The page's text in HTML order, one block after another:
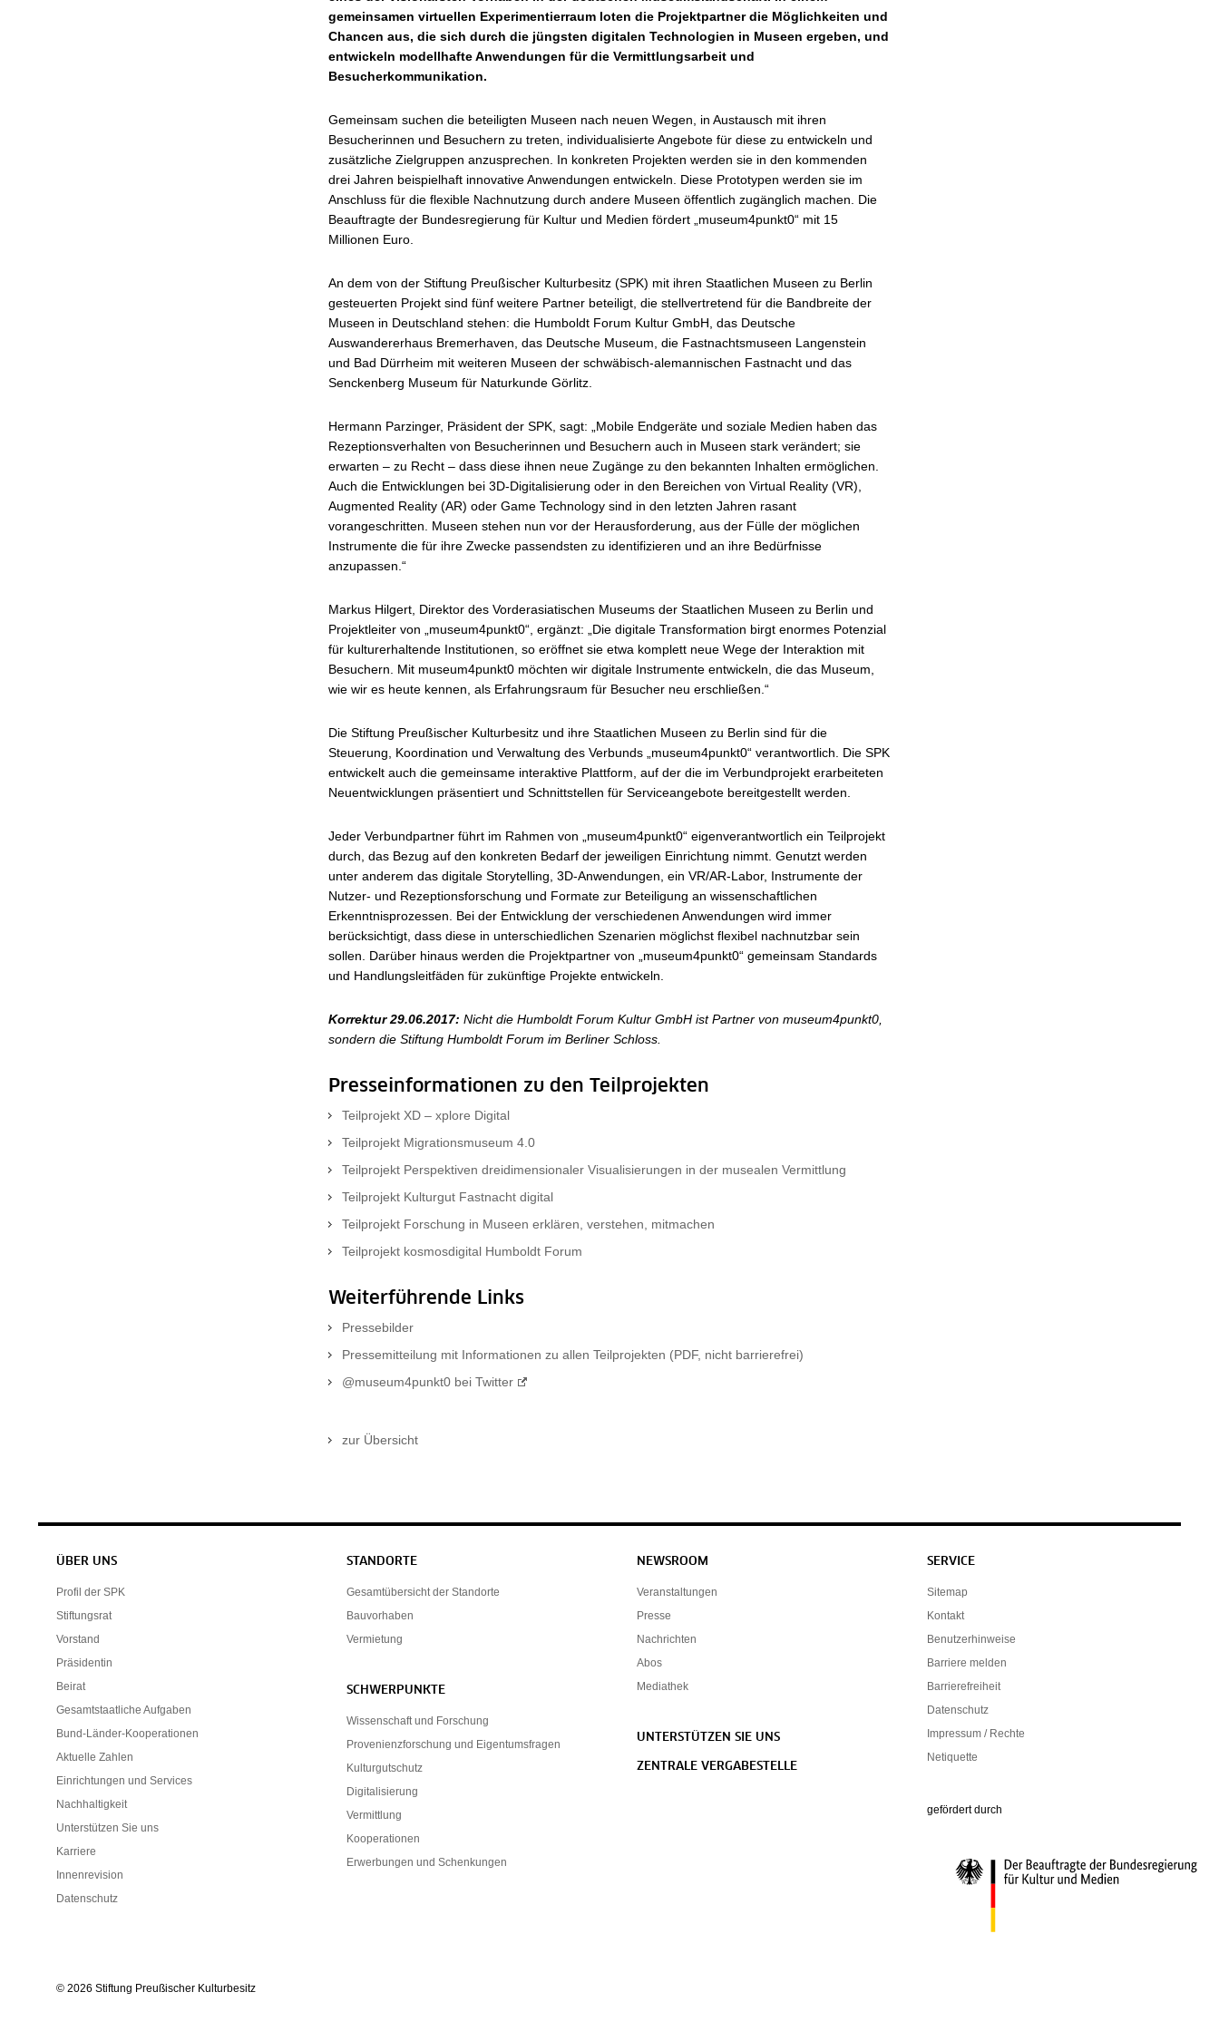
gemeinsamen virtuellen Experimentierraum loten die Projektpartner die Möglichkeiten und
Chancen aus, die sich durch die jüngsten digitalen Technologien in Museen ergeben, und
entwickeln modellhafte Anwendungen für die Vermittlungsarbeit und
Besucherkommunikation.
Gemeinsam suchen die beteiligten Museen nach neuen Wegen, in Austausch mit ihren
Besucherinnen und Besuchern zu treten, individualisierte Angebote für diese zu entwickeln und
zusätzliche Zielgruppen anzusprechen. In konkreten Projekten werden sie in den kommenden
drei Jahren beispielhaft innovative Anwendungen entwickeln. Diese Prototypen werden sie im
Anschluss für die flexible Nachnutzung durch andere Museen öffentlich zugänglich machen. Die
Beauftragte der Bundesregierung für Kultur und Medien fördert „museum4punkt0“ mit 15
Millionen Euro.
An dem von der Stiftung Preußischer Kulturbesitz (SPK) mit ihren Staatlichen Museen zu Berlin
gesteuerten Projekt sind fünf weitere Partner beteiligt, die stellvertretend für die Bandbreite der
Museen in Deutschland stehen: die Humboldt Forum Kultur GmbH, das Deutsche
Auswandererhaus Bremerhaven, das Deutsche Museum, die Fastnachtsmuseen Langenstein
und Bad Dürrheim mit weiteren Museen der schwäbisch-alemannischen Fastnacht und das
Senckenberg Museum für Naturkunde Görlitz.
Hermann Parzinger, Präsident der SPK, sagt: „Mobile Endgeräte und soziale Medien haben das
Rezeptionsverhalten von Besucherinnen und Besuchern auch in Museen stark verändert; sie
erwarten – zu Recht – dass diese ihnen neue Zugänge zu den bekannten Inhalten ermöglichen.
Auch die Entwicklungen bei 3D-Digitalisierung oder in den Bereichen von Virtual Reality (VR),
Augmented Reality (AR) oder Game Technology sind in den letzten Jahren rasant
vorangeschritten. Museen stehen nun vor der Herausforderung, aus der Fülle der möglichen
Instrumente die für ihre Zwecke passendsten zu identifizieren und an ihre Bedürfnisse
anzupassen.“
Markus Hilgert, Direktor des Vorderasiatischen Museums der Staatlichen Museen zu Berlin und
Projektleiter von „museum4punkt0“, ergänzt: „Die digitale Transformation birgt enormes Potenzial
für kulturerhaltende Institutionen, so eröffnet sie etwa komplett neue Wege der Interaktion mit
Besuchern. Mit museum4punkt0 möchten wir digitale Instrumente entwickeln, die das Museum,
wie wir es heute kennen, als Erfahrungsraum für Besucher neu erschließen.“
Die Stiftung Preußischer Kulturbesitz und ihre Staatlichen Museen zu Berlin sind für die
Steuerung, Koordination und Verwaltung des Verbunds „museum4punkt0“ verantwortlich. Die SPK
entwickelt auch die gemeinsame interaktive Plattform, auf der die im Verbundprojekt erarbeiteten
Neuentwicklungen präsentiert und Schnittstellen für Serviceangebote bereitgestellt werden.
Jeder Verbundpartner führt im Rahmen von „museum4punkt0“ eigenverantwortlich ein Teilprojekt
durch, das Bezug auf den konkreten Bedarf der jeweiligen Einrichtung nimmt. Genutzt werden
unter anderem das digitale Storytelling, 3D-Anwendungen, ein VR/AR-Labor, Instrumente der
Nutzer- und Rezeptionsforschung und Formate zur Beteiligung an wissenschaftlichen
Erkenntnisprozessen. Bei der Entwicklung der verschiedenen Anwendungen wird immer
berücksichtigt, dass diese in unterschiedlichen Szenarien möglichst flexibel nachnutzbar sein
sollen. Darüber hinaus werden die Projektpartner von „museum4punkt0“ gemeinsam Standards
und Handlungsleitfäden für zukünftige Projekte entwickeln.
Korrektur 29.06.2017: Nicht die Humboldt Forum Kultur GmbH ist Partner von museum4punkt0,
sondern die Stiftung Humboldt Forum im Berliner Schloss.
Presseinformationen zu den Teilprojekten
Teilprojekt XD – xplore Digital
Teilprojekt Migrationsmuseum 4.0
Teilprojekt Perspektiven dreidimensionaler Visualisierungen in der musealen Vermittlung
Teilprojekt Kulturgut Fastnacht digital
Teilprojekt Forschung in Museen erklären, verstehen, mitmachen
Teilprojekt kosmosdigital Humboldt Forum
Weiterführende Links
Pressebilder
Pressemitteilung mit Informationen zu allen Teilprojekten (PDF, nicht barrierefrei)
@museum4punkt0 bei Twitter
zur Übersicht
Servicenavigation
ÜBER UNS
Profil der SPK
Stiftungsrat
Vorstand
Präsidentin
Beirat
Gesamtstaatliche Aufgaben
Bund-Länder-Kooperationen
Aktuelle Zahlen
Einrichtungen und Services
Nachhaltigkeit
Unterstützen Sie uns
Karriere
Innenrevision
Datenschutz
STANDORTE
Gesamtübersicht der Standorte
Bauvorhaben
Vermietung
SCHWERPUNKTE
Wissenschaft und Forschung
Provenienzforschung und Eigentumsfragen
Kulturgutschutz
Digitalisierung
Vermittlung
Kooperationen
Erwerbungen und Schenkungen
NEWSROOM
Veranstaltungen
Presse
Nachrichten
Abos
Mediathek
UNTERSTÜTZEN SIE UNS
ZENTRALE VERGABESTELLE
SERVICE
Sitemap
Kontakt
Benutzerhinweise
Barriere melden
Barrierefreiheit
Datenschutz
Impressum / Rechte
Netiquette
gefördert durch
© 2026 Stiftung Preußischer Kulturbesitz